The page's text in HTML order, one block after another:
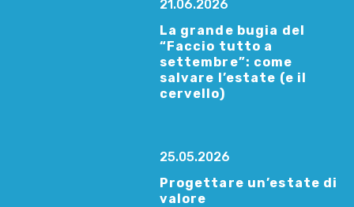
21.06.2026
La grande bugia del
“Faccio tutto a
settembre”: come
salvare l’estate (e il
cervello)
25.05.2026
Progettare un’estate di
valore